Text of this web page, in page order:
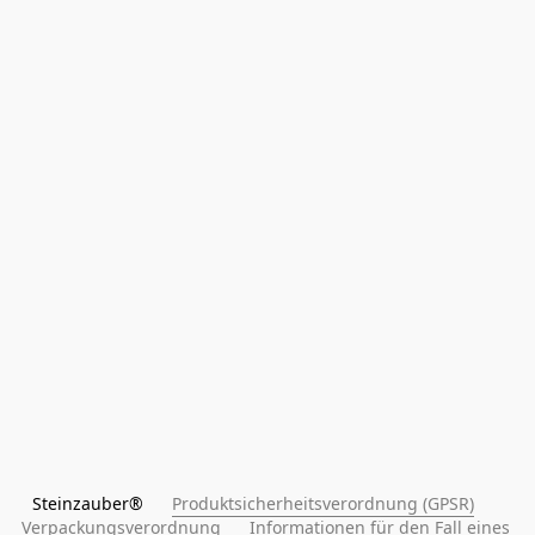
Steinzauber® Produktsicherheitsverordnung (GPSR)
Verpackungsverordnung
Informationen für den Fall eines